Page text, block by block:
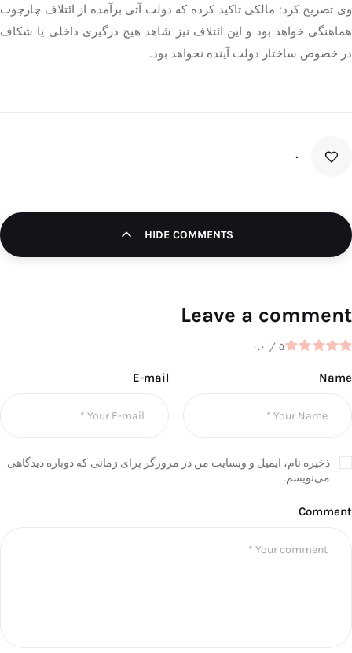
وی تصریح کرد: مالکی تاکید کرده که دولت آتی برآمده از ائتلاف چارچوب
هماهنگی خواهد بود و این ائتلاف نیز شاهد هیچ درگیری داخلی یا شکاف
در خصوص ساختار دولت آینده نخواهد بود.
۰
HIDE COMMENTS
Leave a comment
۰.۰ / ۵
Name
E-mail
ذخیره نام، ایمیل و وبسایت من در مرورگر برای زمانی که دوباره دیدگاهی
می‌نویسم.
Comment